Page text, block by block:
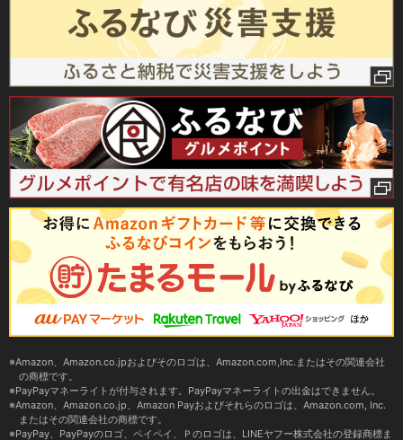
Amazon、Amazon.co.jpおよびそのロゴは、Amazon.com,Inc.またはその関連会社
の商標です。
PayPayマネーライトが付与されます。PayPayマネーライトの出金はできません。
Amazon、Amazon.co.jp、Amazon Payおよびそれらのロゴは、Amazon.com, Inc.
またはその関連会社の商標です。
PayPay、PayPayのロゴ、ペイペイ、Ｐのロゴは、LINEヤフー株式会社の登録商標ま